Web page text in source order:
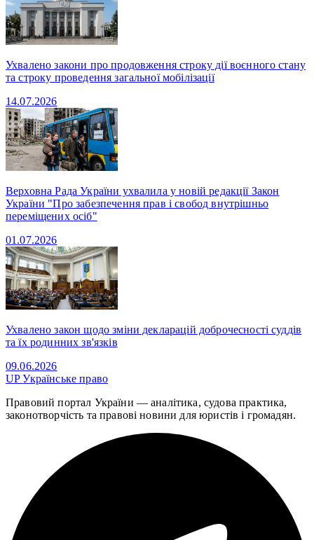
Ухвалено закони про продовження строку дії воєнного стану
та строку проведення загальної мобілізації
14.07.2026
Верховна Рада України ухвалила у новій редакції Закон
України "Про забезпечення прав і свобод внутрішньо
переміщених осіб"
01.07.2026
Ухвалено закон щодо зміни декларацій доброчесності суддів
та їх родинних зв'язків
09.06.2026
UPУкраїнське право
Правовий портал України — аналітика, судова практика,
законотворчість та правові новини для юристів і громадян.